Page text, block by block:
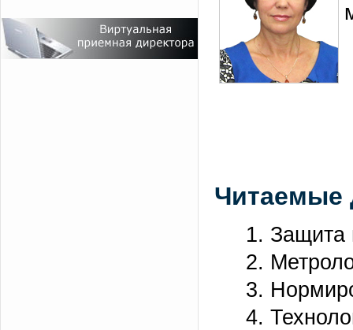
Читаемые
1. Защита
2.
3.
4.